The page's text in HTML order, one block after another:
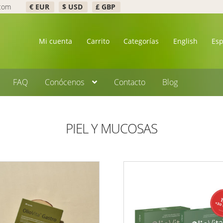
€ EUR $ USD £ GBP
Mi cuenta Carrito Categorías English
FAQ Conócenos Contacto Blog
PIEL Y MUCOSAS